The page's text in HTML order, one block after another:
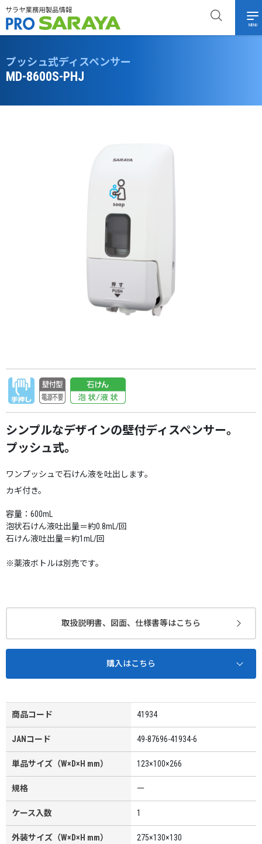
MENU
プッシュ式ディスペンサー
MD-8600S-PHJ
シンプルなデザインの壁付ディスペンサー。
プッシュ式。
ワンプッシュで石けん液を吐出します。
カギ付き。
容量：600mL
泡状石けん液吐出量＝約0.8mL/回
石けん液吐出量＝約1mL/回
※薬液ボトルは別売です。
取扱説明書、図面、仕様書等はこちら
購入はこちら
商品コード 41934
JANコード 49-87696-41934-6
単品サイズ（W×D×H mm） 123×100×266
規格 ー
ケース入数 1
外装サイズ（W×D×H mm） 275×130×130